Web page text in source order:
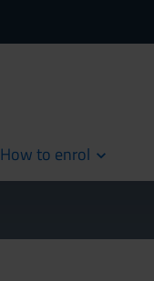
How to enrol